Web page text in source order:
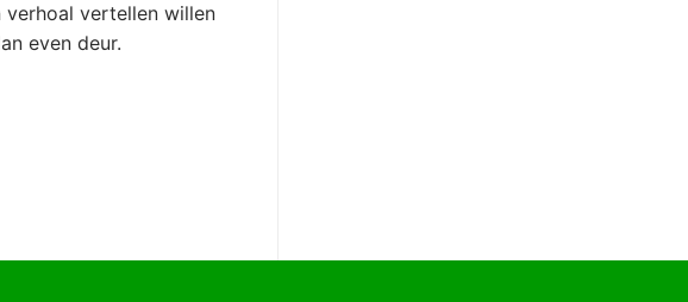
vertellen willen
even deur.